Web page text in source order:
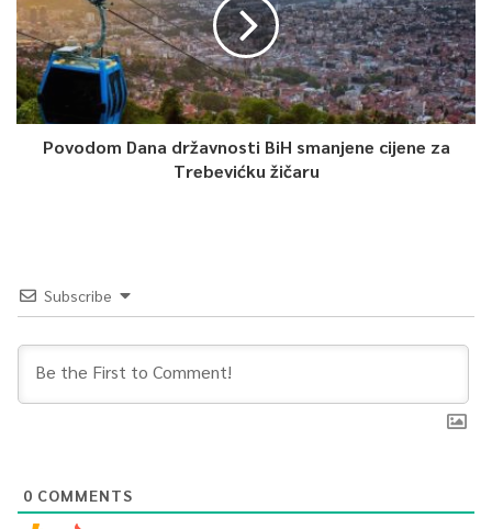
Povodom Dana državnosti BiH smanjene cijene za
Trebevićku žičaru
Subscribe
0 COMMENTS